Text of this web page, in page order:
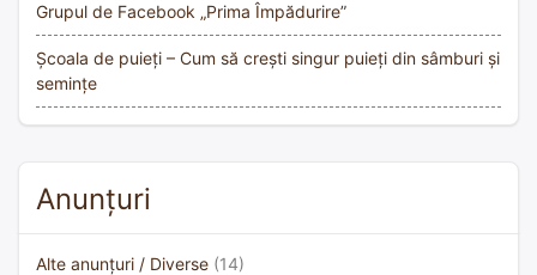
Grupul de Facebook „Prima Împădurire”
Școala de puieți – Cum să crești singur puieți din sâmburi și
semințe
Anunțuri
Alte anunțuri / Diverse (14)